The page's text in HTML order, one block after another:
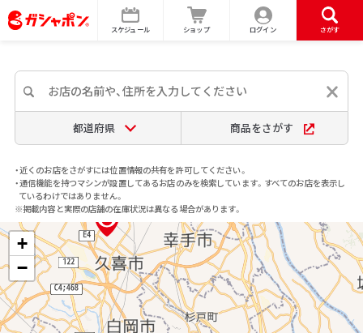
スケジュール ショップ ログイン さがす
都道府県 商品をさがす
・近くのお店をさがすには位置情報の共有を許可してください。
・通信機能を持つマシンが設置してあるお店のみを検索しています。すべてのお店を表示し
ているわけではありません。
※掲載内容と実際の店舗の在庫状況は異なる場合があります。
+
−